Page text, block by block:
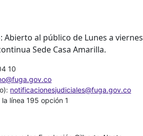
al público de Lunes a viernes
Sede Casa Amarilla.
10
notificacionesjudiciales@fuga.gov.co
línea 195 opción 1